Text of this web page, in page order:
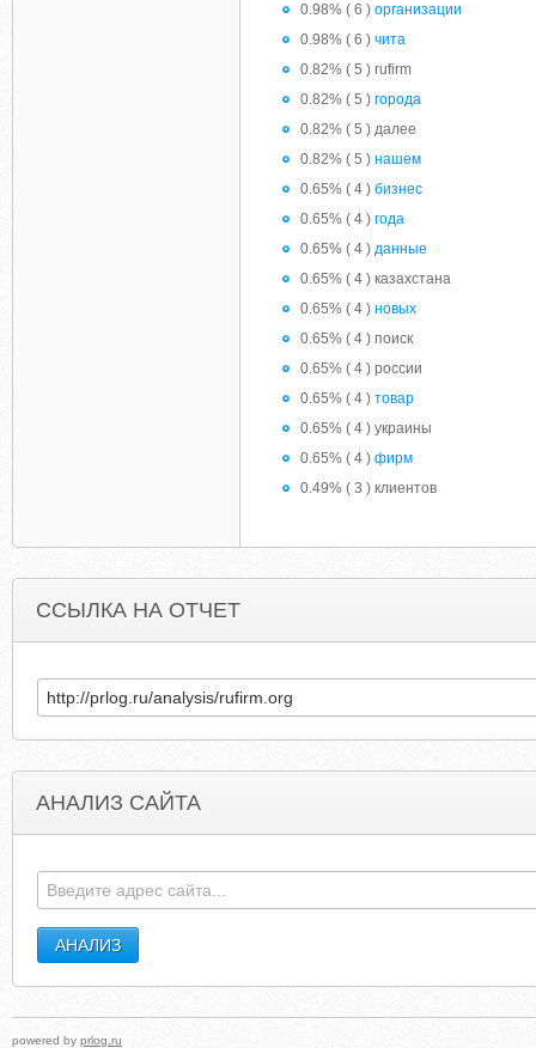
0.98% ( 6 ) организации
0.98% ( 6 ) чита
0.82% ( 5 ) rufirm
0.82% ( 5 ) города
0.82% ( 5 ) далее
0.82% ( 5 ) нашем
0.65% ( 4 ) бизнес
0.65% ( 4 ) года
0.65% ( 4 ) данные
0.65% ( 4 ) казахстана
0.65% ( 4 ) новых
0.65% ( 4 ) поиск
0.65% ( 4 ) россии
0.65% ( 4 ) товар
0.65% ( 4 ) украины
0.65% ( 4 ) фирм
0.49% ( 3 ) клиентов
ССЫЛКА НА ОТЧЕТ
АНАЛИЗ САЙТА
powered by prlog.ru